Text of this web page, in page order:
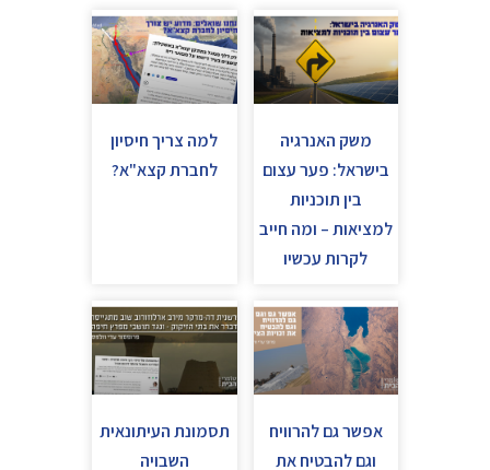
משק האנרגיה
בישראל: פער עצום
בין תוכניות
למציאות – ומה חייב
לקרות עכשיו
למה צריך חיסיון
לחברת קצא"א?
אפשר גם להרוויח
וגם להבטיח את
תסמונת העיתונאית
השבויה